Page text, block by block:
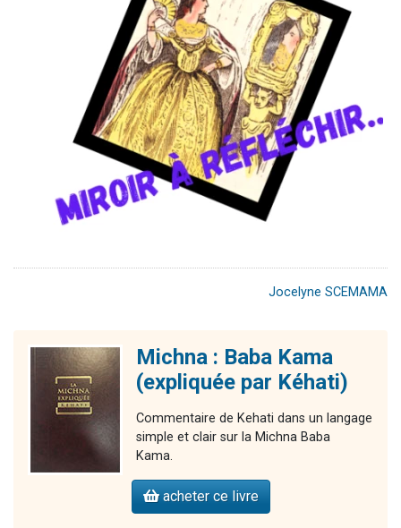
Jocelyne SCEMAMA
Michna : Baba Kama
(expliquée par Kéhati)
Commentaire de Kehati dans un langage
simple et clair sur la Michna Baba
Kama.
acheter ce livre